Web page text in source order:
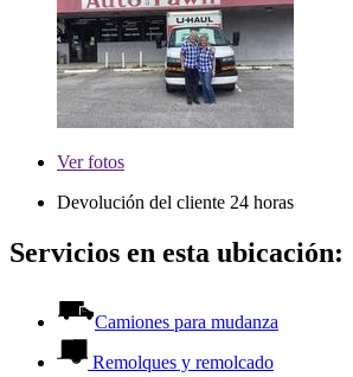
Verfotos
Devolución del cliente 24 horas
Servicios en esta ubicación:
Camiones para mudanza
Remolques y remolcado